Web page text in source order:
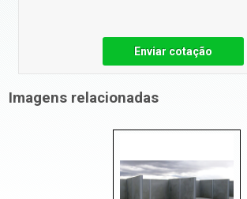
Enviar cotação
Imagens relacionadas